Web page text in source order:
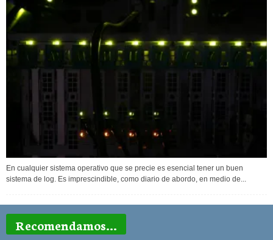
En cualquier sistema operativo que se precie es esencial tener un buen
sistema de log. Es imprescindible, como diario de abordo, en medio de...
Recomendamos...